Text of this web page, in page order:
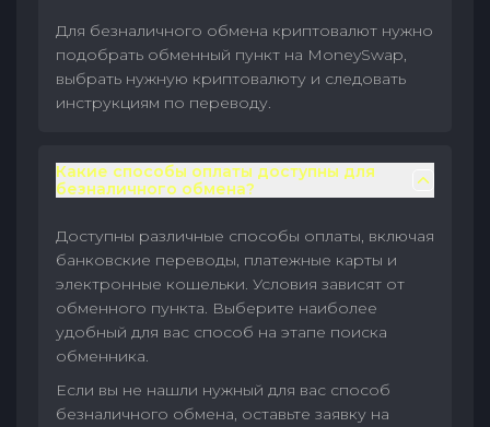
Для безналичного обмена криптовалют нужно
подобрать обменный пункт на MoneySwap,
выбрать нужную криптовалюту и следовать
инструкциям по переводу.
Какие способы оплаты доступны для
безналичного обмена?
Доступны различные способы оплаты, включая
банковские переводы, платежные карты и
электронные кошельки. Условия зависят от
обменного пункта. Выберите наиболее
удобный для вас способ на этапе поиска
обменника.
Если вы не нашли нужный для вас способ
безналичного обмена, оставьте заявку на